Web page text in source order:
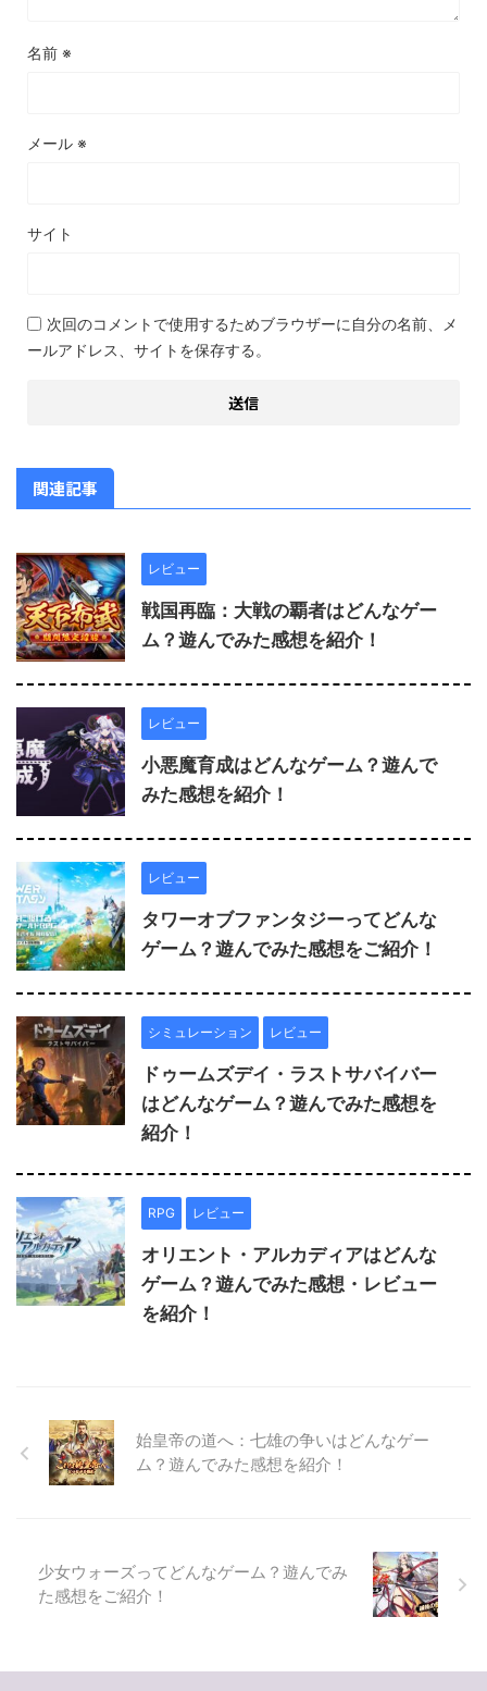
名前 ※
メール ※
サイト
次回のコメントで使用するためブラウザーに自分の名前、メ
ールアドレス、サイトを保存する。
関連記事
レビュー
戦国再臨：大戦の覇者はどんなゲー
ム？遊んでみた感想を紹介！
レビュー
小悪魔育成はどんなゲーム？遊んで
みた感想を紹介！
レビュー
タワーオブファンタジーってどんな
ゲーム？遊んでみた感想をご紹介！
シミュレーション レビュー
ドゥームズデイ・ラストサバイバー
はどんなゲーム？遊んでみた感想を
紹介！
RPG レビュー
オリエント・アルカディアはどんな
ゲーム？遊んでみた感想・レビュー
を紹介！
始皇帝の道へ：七雄の争いはどんなゲー
ム？遊んでみた感想を紹介！
少女ウォーズってどんなゲーム？遊んでみ
た感想をご紹介！